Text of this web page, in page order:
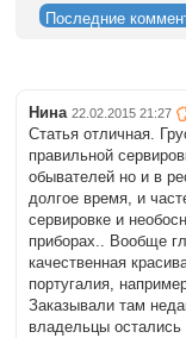
Последние
Нина 22.02.2015 21:27
Статья отличная.
правильной
обывателей но и в
долгое время, и
сервировке и
приборах.. Вообще
качественная
португалия,
Заказывали там
владельцы остались